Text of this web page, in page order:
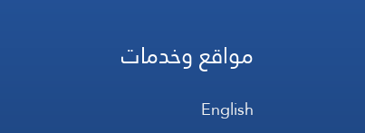
مواقع وخدمات
English